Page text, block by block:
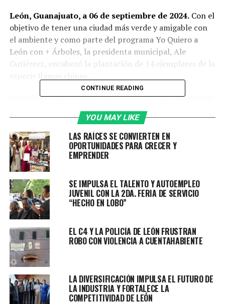
León, Guanajuato, a 06 de septiembre de 2024.Con el
objetivo de tener una ciudad más verde y amigable con
el ambiente y como parte del programa Yo Quiero a
León con + Árboles, la presidenta municipal, Ale
Gutiérrez, encabezó la plantación de 14 ejemplares de la
Los árboles fueron plantados en el camellón del bulevar
Morelos, muy cerca de la entrada principal del Parque
Metropolitano de León.
Ale Gutiérrez hizo un llamado a la ciudadanía para
plantar árboles juntos y embellecer a León, por ello
recordó que ya existe la Línea Verde para que puedan
solicitar un árbol.
“Hoy pueden llamar y les podemos llevar un árbol a
su casa, tenemos una línea verde, es 477-793-65-98,
nos pueden hablar y decir que quieren plantar uno,
nosotros les decimos qué tipo de árbol, hoy también
pueden adoptar un camellón para que esté bonito y
verde, es trabajar de la mano todos porque yo quiero
un León con más árboles y sé que la ciudadanía
también”, comentó.
CONTINUE READING
YOU MAY LIKE
LAS RAÍCES SE CONVIERTEN EN
OPORTUNIDADES PARA CRECER Y
EMPRENDER
SE IMPULSA EL TALENTO Y AUTOEMPLEO
JUVENIL CON LA 2DA. FERIA DE SERVICIO
“HECHO EN LOBO”
EL C4 Y LA POLICÍA DE LEÓN FRUSTRAN
ROBO CON VIOLENCIA A CUENTAHABIENTE
LA DIVERSIFICACIÓN IMPULSA EL FUTURO DE
LA INDUSTRIA Y FORTALECE LA
COMPETITIVIDAD DE LEÓN